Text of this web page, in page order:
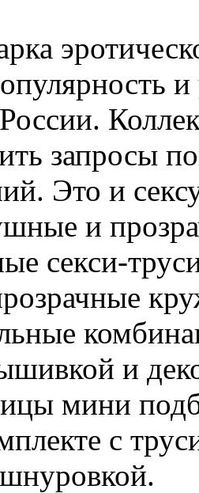
запросы
Это и
и
секси-
и
мини
с